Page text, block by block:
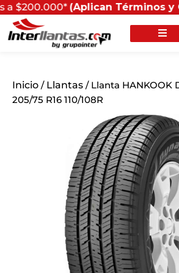
(Aplican Términos y
Inicio / Llantas / Llanta HANKOOK
205/75 R16 110/108R